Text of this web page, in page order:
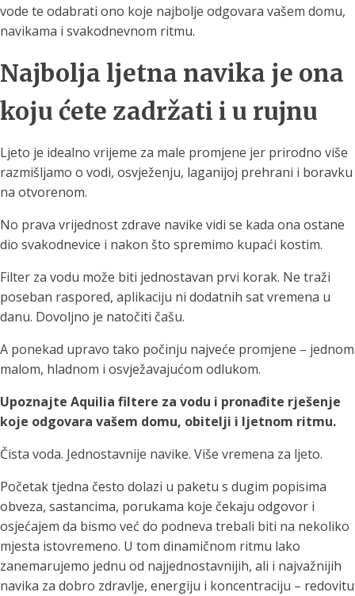
vode te odabrati ono koje najbolje odgovara vašem domu,
navikama i svakodnevnom ritmu.
Najbolja ljetna navika je ona
koju ćete zadržati i u rujnu
Ljeto je idealno vrijeme za male promjene jer prirodno više
razmišljamo o vodi, osvježenju, laganijoj prehrani i boravku
na otvorenom.
No prava vrijednost zdrave navike vidi se kada ona ostane
dio svakodnevice i nakon što spremimo kupaći kostim.
Filter za vodu može biti jednostavan prvi korak. Ne traži
poseban raspored, aplikaciju ni dodatnih sat vremena u
danu. Dovoljno je natočiti čašu.
A ponekad upravo tako počinju najveće promjene – jednom
malom, hladnom i osvježavajućom odlukom.
Upoznajte Aquilia filtere za vodu i pronađite rješenje
koje odgovara vašem domu, obitelji i ljetnom ritmu.
Čista voda. Jednostavnije navike. Više vremena za ljeto.
Početak tjedna često dolazi u paketu s dugim popisima
obveza, sastancima, porukama koje čekaju odgovor i
osjećajem da bismo već do podneva trebali biti na nekoliko
mjesta istovremeno. U tom dinamičnom ritmu lako
zanemarujemo jednu od najjednostavnijih, ali i najvažnijih
navika za dobro zdravlje, energiju i koncentraciju – redovitu